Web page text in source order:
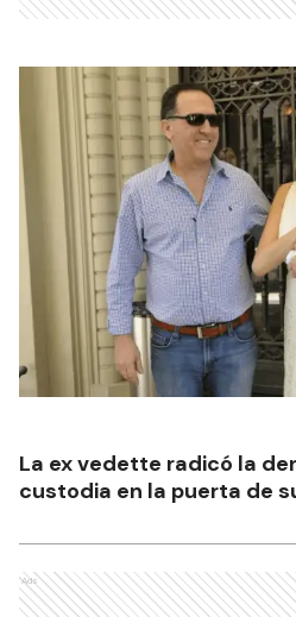
La ex vedette radicó la
custodia en la puerta de
Ads